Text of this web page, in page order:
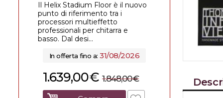
Il Helix Stadium Floor è il nuovo
punto di riferimento tra i
processori multieffetto
professionali per chitarra e
basso. Dal desi...
In offerta fino a:31/08/2026
€
1.639,00 €
1.848,00